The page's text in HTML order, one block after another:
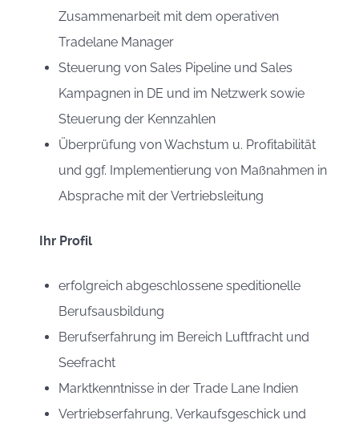
Zusammenarbeit mit dem operativen
Tradelane Manager
Steuerung von Sales Pipeline und Sales
Kampagnen in DE und im Netzwerk sowie
Steuerung der Kennzahlen
Überprüfung von Wachstum u. Profitabilität
und ggf. Implementierung von Maßnahmen in
Absprache mit der Vertriebsleitung
Ihr Profil
erfolgreich abgeschlossene speditionelle
Berufsausbildung
Berufserfahrung im Bereich Luftfracht und
Seefracht
Marktkenntnisse in der Trade Lane Indien
Vertriebserfahrung, Verkaufsgeschick und